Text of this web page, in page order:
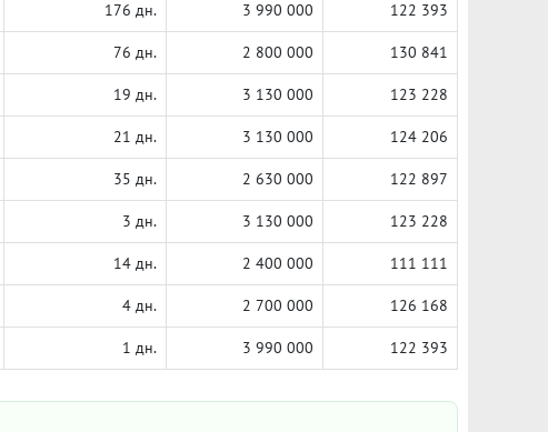
176 дн. 3 990 000 122 393
76 дн. 2 800 000 130 841
19 дн. 3 130 000 123 228
21 дн. 3 130 000 124 206
35 дн. 2 630 000 122 897
3 дн. 3 130 000 123 228
14 дн. 2 400 000 111 111
4 дн. 2 700 000 126 168
1 дн. 3 990 000 122 393